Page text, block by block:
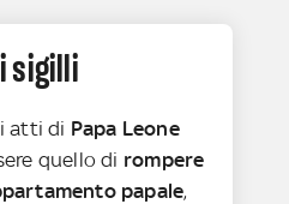
sigilli
atti di Papa Leone
quello di rompere
papale,